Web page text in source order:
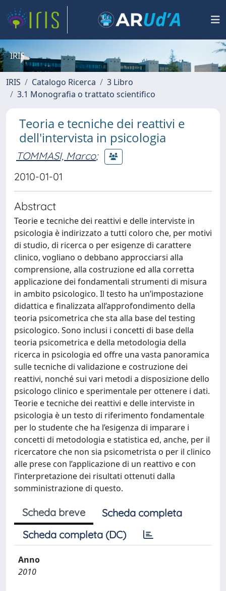
IRIS
IRIS Catalogo Ricerca
3 Libro
3.1 Monografia o trattato scientifico
Teoria e tecniche dei reattivi e
dell'intervista in psicologia
TOMMASI, Marco;
2010-01-01
Abstract
Teorie e tecniche dei reattivi e delle interviste in
psicologia è indirizzato a tutti coloro che, per motivi
di studio, di ricerca o per esigenze di carattere
clinico, vogliano o debbano approcciarsi alla
comprensione, alla costruzione ed alla corretta
applicazione dei fondamentali strumenti di misura
in ambito psicologico. Il testo ha un’impostazione
didattica e finalizzata all’approfondimento della
teoria psicometrica che sta alla base del testing
psicologico. Sono inclusi i concetti di base della
teoria psicometrica e della metodologia della
ricerca in psicologia ed offre una vasta panoramica
sulle tecniche di validazione e costruzione dei
reattivi, nonché sui vari metodi a disposizione dello
psicologo clinico e sperimentale per ottenere i dati.
Teorie e tecniche dei reattivi e delle interviste in
psicologia è un testo di riferimento fondamentale
per lo studente che ha l’esigenza di imparare i
concetti di metodologia e statistica ed, anche, per il
ricercatore che non sia psicometrista o per il clinico
alle prese con l’applicazione di un reattivo e con
l’interpretazione dei risultati ottenuti dalla
somministrazione di questo.
Scheda breve
Scheda completa
Scheda completa (DC)
Anno
2010